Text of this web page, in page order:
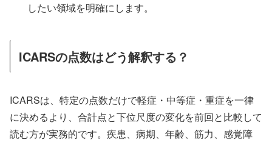
したい領域を明確にします。
ICARSの点数はどう解釈する？
ICARSは、特定の点数だけで軽症・中等症・重症を一律
に決めるより、合計点と下位尺度の変化を前回と比較して
読む方が実務的です。疾患、病期、年齢、筋力、感覚障